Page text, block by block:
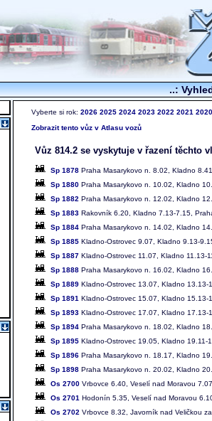
..:
Vyberte si rok: 2026 2025 2024 2023 2022 2021 2020
Zobrazit tento vůz v Atlasu vozů
Vůz 814.2 se vyskytuje v řazení těchto
Sp 1878 Praha Masarykovo n. 8.02, Kladno
Sp 1880 Praha Masarykovo n. 10.02, Kladno
Sp 1882 Praha Masarykovo n. 12.02, Kladno
Sp 1883 Rakovník 6.20, Kladno 7.13-7.15,
Sp 1884 Praha Masarykovo n. 14.02, Kladno
Sp 1885 Kladno-Ostrovec 9.07, Kladno 9.13-
Sp 1887 Kladno-Ostrovec 11.07, Kladno 11.13-
Sp 1888 Praha Masarykovo n. 16.02, Kladno
Sp 1889 Kladno-Ostrovec 13.07, Kladno 13.13-
Sp 1891 Kladno-Ostrovec 15.07, Kladno 15.13-
Sp 1893 Kladno-Ostrovec 17.07, Kladno 17.13-
Sp 1894 Praha Masarykovo n. 18.02, Kladno
Sp 1895 Kladno-Ostrovec 19.05, Kladno 19.11-
Sp 1896 Praha Masarykovo n. 18.17, Kladno
Sp 1898 Praha Masarykovo n. 20.02, Kladno
Os 2700 Vrbovce 6.40, Veselí nad Moravou
Os 2701 Hodonín 5.35, Veselí nad Moravou
Os 2702 Vrbovce 8.32, Javorník nad Veličkou